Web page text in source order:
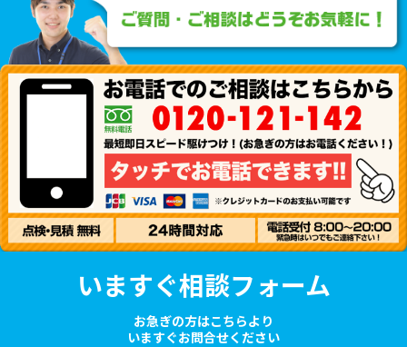
いますぐ相談フォーム
お急ぎの方はこちらより
いますぐお問合せください